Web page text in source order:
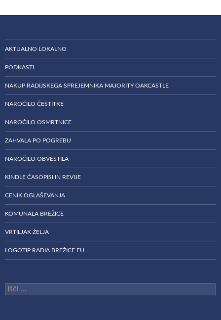
AKTUALNO LOKALNO
PODKASTI
NAKUP RADIJSKEGA SPREJEMNIKA MAJORITY OAKCASTLE
NAROČILO ČESTITKE
NAROČILO OSMRTNICE
ZAHVALA PO POGREBU
NAROČILO OBVESTILA
KINDLE ČASOPISI IN REVIJE
CENIK OGLAŠEVANJA
KOMUNALA BREŽICE
VRTILJAK ŽELJA
LOGOTIP RADIA BREŽICE EU
Išči: